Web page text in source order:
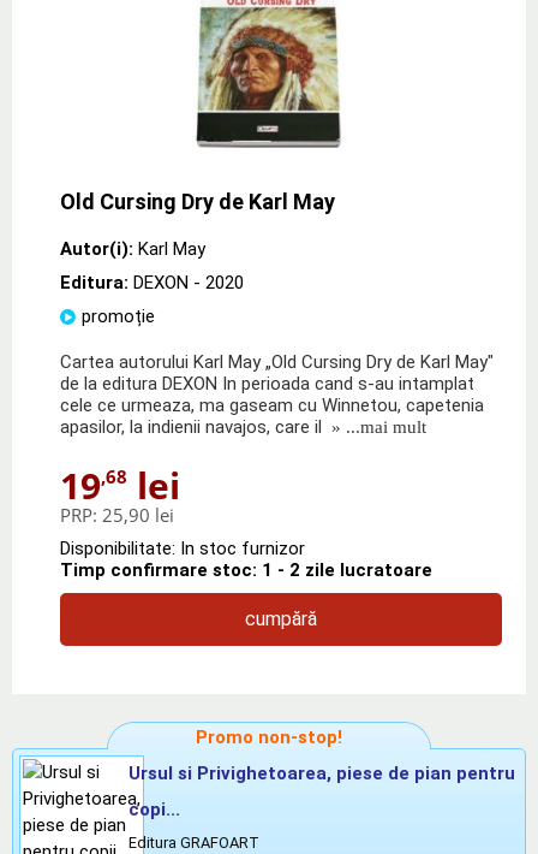
Old Cursing Dry de Karl May
Autor(i): Karl May
Editura: DEXON - 2020
promoție
Cartea autorului Karl May „Old Cursing Dry de Karl May"
de la editura DEXON In perioada cand s-au intamplat
cele ce urmeaza, ma gaseam cu Winnetou, capetenia
apasilor, la indienii navajos, care il » ...mai mult
19,68 lei
PRP: 25,90 lei
Disponibilitate: In stoc furnizor
Timp confirmare stoc: 1 - 2 zile lucratoare
cumpără
Promo non-stop!
Ursul si Privighetoarea, piese de pian pentru
copi...
Editura GRAFOART